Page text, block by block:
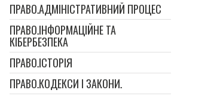
ПРАВО.АДМІНІСТРАТИВНИЙ ПРОЦЕС
ПРАВО.ІНФОРМАЦІЙНЕ ТА
КІБЕРБЕЗПЕКА
ПРАВО.ІСТОРІЯ
ПРАВО.КОДЕКСИ І ЗАКОНИ.